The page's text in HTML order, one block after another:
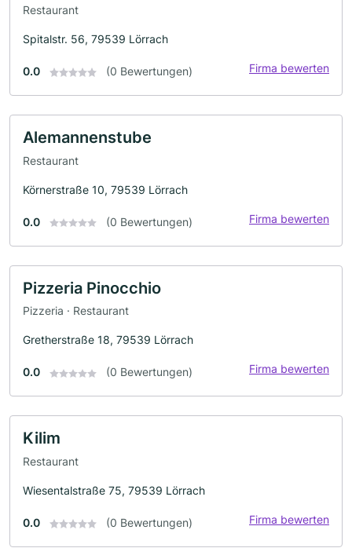
Restaurant
Spitalstr. 56, 79539 Lörrach
0.0 (0 Bewertungen) Firma bewerten
Alemannenstube
Restaurant
Körnerstraße 10, 79539 Lörrach
0.0 (0 Bewertungen) Firma bewerten
Pizzeria Pinocchio
Pizzeria · Restaurant
Gretherstraße 18, 79539 Lörrach
0.0 (0 Bewertungen) Firma bewerten
Kilim
Restaurant
Wiesentalstraße 75, 79539 Lörrach
0.0 (0 Bewertungen) Firma bewerten